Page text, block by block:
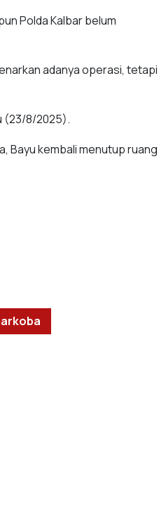
Polda Kalbar belum
adanya operasi, tetapi
(23/8/2025).
Bayu kembali menutup ruang